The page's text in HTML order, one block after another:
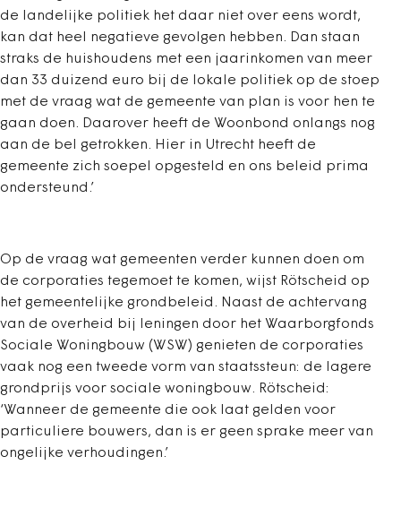
de landelijke politiek het daar niet over eens wordt,
kan dat heel negatieve gevolgen hebben. Dan staan
straks de huishoudens met een jaarinkomen van meer
dan 33 duizend euro bij de lokale politiek op de stoep
met de vraag wat de gemeente van plan is voor hen te
gaan doen. Daarover heeft de Woonbond onlangs nog
aan de bel getrokken. Hier in Utrecht heeft de
gemeente zich soepel opgesteld en ons beleid prima
ondersteund.’
Op de vraag wat gemeenten verder kunnen doen om
de corporaties tegemoet te komen, wijst Rötscheid op
het gemeentelijke grondbeleid. Naast de achtervang
van de overheid bij leningen door het Waarborgfonds
Sociale Woningbouw (WSW) genieten de corporaties
vaak nog een tweede vorm van staatssteun: de lagere
grondprijs voor sociale woningbouw. Rötscheid:
‘Wanneer de gemeente die ook laat gelden voor
particuliere bouwers, dan is er geen sprake meer van
ongelijke verhoudingen.’